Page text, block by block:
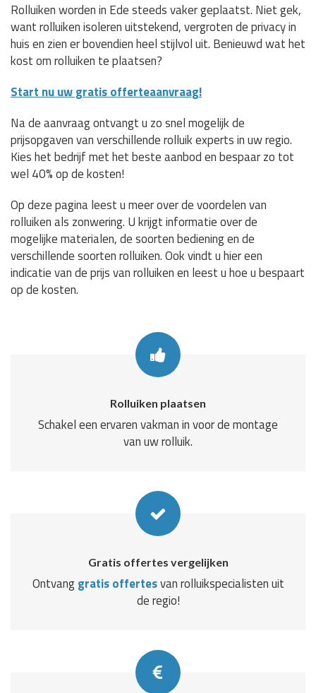
Rolluiken worden in Ede steeds vaker geplaatst. Niet gek,
want rolluiken isoleren uitstekend, vergroten de privacy in
huis en zien er bovendien heel stijlvol uit. Benieuwd wat het
kost om rolluiken te plaatsen?
Start nu uw gratis offerteaanvraag!
Na de aanvraag ontvangt u zo snel mogelijk de
prijsopgaven van verschillende rolluik experts in uw regio.
Kies het bedrijf met het beste aanbod en bespaar zo tot
wel 40% op de kosten!
Op deze pagina leest u meer over de voordelen van
rolluiken als zonwering. U krijgt informatie over de
mogelijke materialen, de soorten bediening en de
verschillende soorten rolluiken. Ook vindt u hier een
indicatie van de prijs van rolluiken en leest u hoe u bespaart
op de kosten.
Rolluiken plaatsen
Schakel een ervaren vakman in voor de montage
van uw rolluik.
Gratis offertes vergelijken
Ontvanggratis offertesvan rolluikspecialisten uit
de regio!